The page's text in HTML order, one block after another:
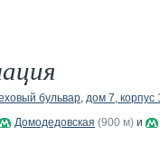
бульвар, дом 7, корпус
Домодедовская (900 м) и